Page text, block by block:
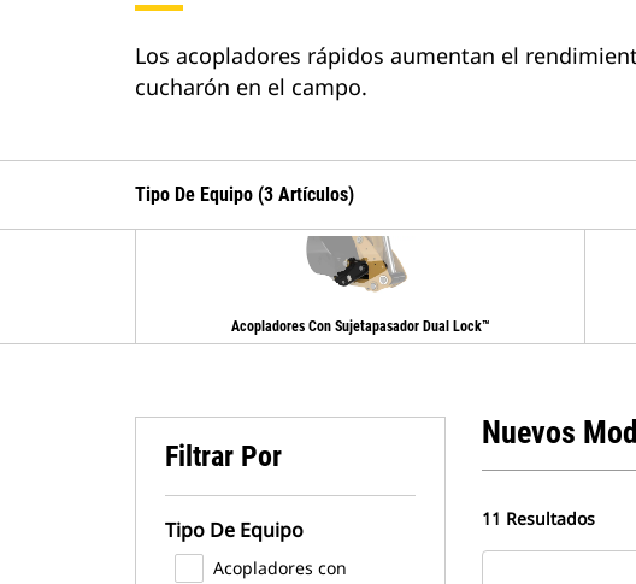
Los acopladores rápidos aumentan el
cucharón en el campo.
Tipo De Equipo (3 Artículos)
Acopladores Con Sujetapasador Dual Lock™
Filtrar Por
Tipo De Equipo
Acopladores con
Nuevos
11 Resultados